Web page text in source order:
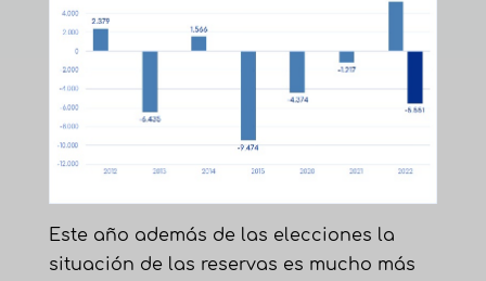
Este año además de las elecciones la
situación de las reservas es mucho más